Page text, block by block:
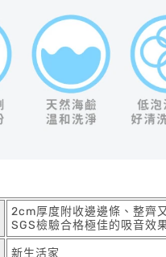
2cm厚度附收邊邊條、整齊
SGS檢驗合格極佳的吸音效
新生活家